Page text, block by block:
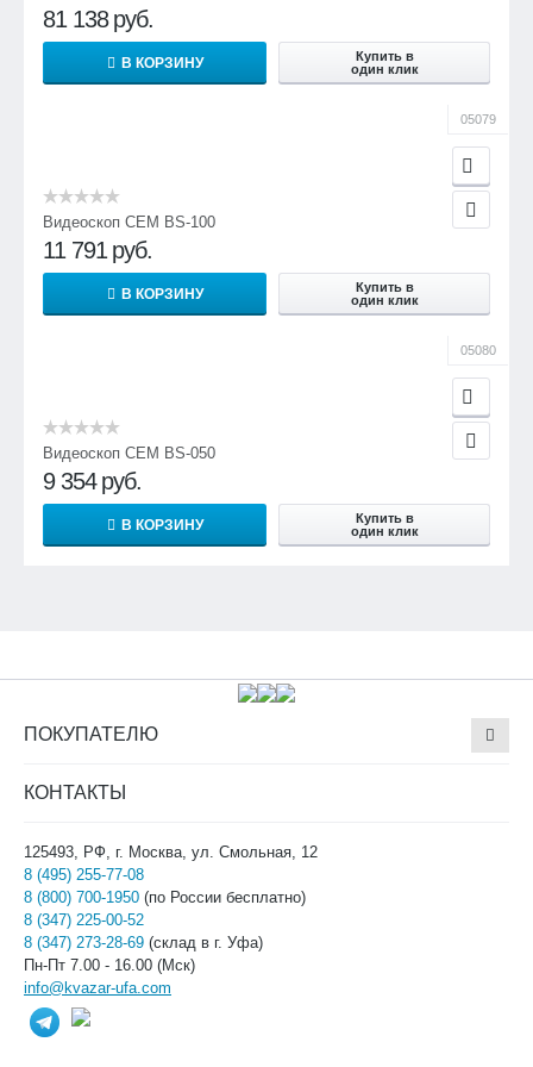
81 138 руб.
В КОРЗИНУ
Купить в
один клик
05079
Видеоскоп CEM BS-100
11 791 руб.
В КОРЗИНУ
Купить в
один клик
05080
Видеоскоп CEM BS-050
9 354 руб.
В КОРЗИНУ
Купить в
один клик
ПОКУПАТЕЛЮ
КОНТАКТЫ
125493, РФ, г. Москва, ул. Смольная, 12
8 (495) 255-77-08
8 (800) 700-1950 (по России бесплатно)
8 (347) 225-00-52
8 (347) 273-28-69 (склад в г. Уфа)
Пн-Пт 7.00 - 16.00 (Мск)
info@kvazar-ufa.com